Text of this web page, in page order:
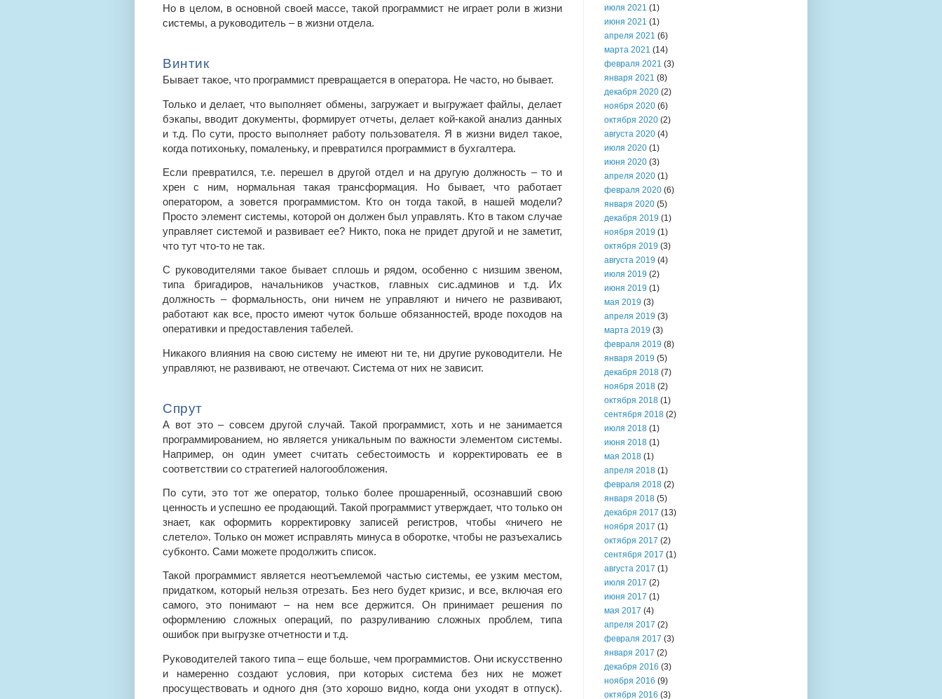
Но в целом, в основной своей массе, такой программист не играет роли в жизни
системы, а руководитель – в жизни отдела.
Винтик
Бывает такое, что программист превращается в оператора. Не часто, но бывает.
Только и делает, что выполняет обмены, загружает и выгружает файлы, делает
бэкапы, вводит документы, формирует отчеты, делает кой-какой анализ данных
и т.д. По сути, просто выполняет работу пользователя. Я в жизни видел такое,
когда потихоньку, помаленьку, и превратился программист в бухгалтера.
Если превратился, т.е. перешел в другой отдел и на другую должность – то и
хрен с ним, нормальная такая трансформация. Но бывает, что работает
оператором, а зовется программистом. Кто он тогда такой, в нашей модели?
Просто элемент системы, которой он должен был управлять. Кто в таком случае
управляет системой и развивает ее? Никто, пока не придет другой и не заметит,
что тут что-то не так.
С руководителями такое бывает сплошь и рядом, особенно с низшим звеном,
типа бригадиров, начальников участков, главных сис.админов и т.д. Их
должность – формальность, они ничем не управляют и ничего не развивают,
работают как все, просто имеют чуток больше обязанностей, вроде походов на
оперативки и предоставления табелей.
Никакого влияния на свою систему не имеют ни те, ни другие руководители. Не
управляют, не развивают, не отвечают. Система от них не зависит.
Спрут
А вот это – совсем другой случай. Такой программист, хоть и не занимается
программированием, но является уникальным по важности элементом системы.
Например, он один умеет считать себестоимость и корректировать ее в
соответствии со стратегией налогообложения.
По сути, это тот же оператор, только более прошаренный, осознавший свою
ценность и успешно ее продающий. Такой программист утверждает, что только он
знает, как оформить корректировку записей регистров, чтобы «ничего не
слетело». Только он может исправлять минуса в оборотке, чтобы не разъехались
субконто. Сами можете продолжить список.
Такой программист является неотъемлемой частью системы, ее узким местом,
придатком, который нельзя отрезать. Без него будет кризис, и все, включая его
самого, это понимают – на нем все держится. Он принимает решения по
оформлению сложных операций, по разруливанию сложных проблем, типа
ошибок при выгрузке отчетности и т.д.
Руководителей такого типа – еще больше, чем программистов. Они искусственно
и намеренно создают условия, при которых система без них не может
просуществовать и одного дня (это хорошо видно, когда они уходят в отпуск).
июля 2021 (1)
июня 2021 (1)
апреля 2021 (6)
марта 2021 (14)
февраля 2021 (3)
января 2021 (8)
декабря 2020 (2)
ноября 2020 (6)
октября 2020 (2)
августа 2020 (4)
июля 2020 (1)
июня 2020 (3)
апреля 2020 (1)
февраля 2020 (6)
января 2020 (5)
декабря 2019 (1)
ноября 2019 (1)
октября 2019 (3)
августа 2019 (4)
июля 2019 (2)
июня 2019 (1)
мая 2019 (3)
апреля 2019 (3)
марта 2019 (3)
февраля 2019 (8)
января 2019 (5)
декабря 2018 (7)
ноября 2018 (2)
октября 2018 (1)
сентября 2018 (2)
июля 2018 (1)
июня 2018 (1)
мая 2018 (1)
апреля 2018 (1)
февраля 2018 (2)
января 2018 (5)
декабря 2017 (13)
ноября 2017 (1)
октября 2017 (2)
сентября 2017 (1)
августа 2017 (1)
июля 2017 (2)
июня 2017 (1)
мая 2017 (4)
апреля 2017 (2)
февраля 2017 (3)
января 2017 (2)
декабря 2016 (3)
ноября 2016 (9)
октября 2016 (3)